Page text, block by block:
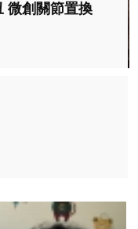
微創關節置換